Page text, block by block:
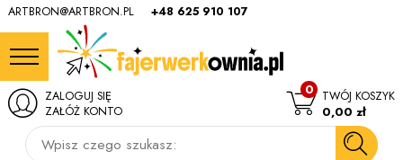
ARTBRON@ARTBRON.PL +48 625 910 107
Wpisz czego szukasz:
ZALOGUJ SIĘ
ZAŁÓŻ KONTO
TWÓJ KOSZYK
0
0,00 zł